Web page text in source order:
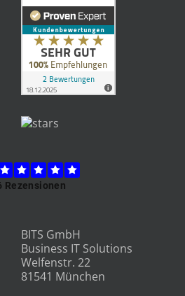
BITS GmbH
Business IT Solutions
Welfenstr. 22
81541 München